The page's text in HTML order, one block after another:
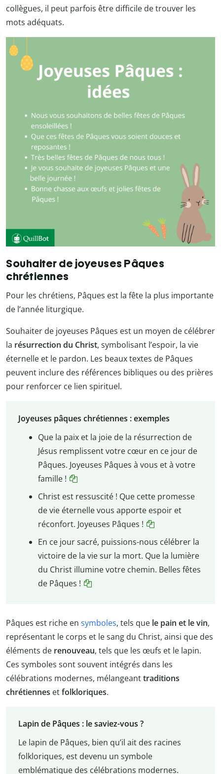
collègues, il peut parfois être difficile de trouver les
mots adéquats.
Souhaiter de joyeuses Pâques
chrétiennes
Pour les chrétiens, Pâques est la fête la plus importante
de l’année liturgique.
Souhaiter de joyeuses Pâques est un moyen de célébrer
la résurrection du Christ, symbolisant l’espoir, la vie
éternelle et le pardon. Les beaux textes de Pâques
peuvent inclure des références bibliques ou des prières
pour renforcer ce lien spirituel.
Joyeuses pâques chrétiennes : exemples
Que la paix et la joie de la résurrection de
Jésus remplissent votre cœur en ce jour de
Pâques. Joyeuses Pâques à vous et à votre
famille !
Christ est ressuscité ! Que cette promesse
de vie éternelle vous apporte espoir et
réconfort. Joyeuses Pâques !
En ce jour sacré, puissions-nous célébrer la
victoire de la vie sur la mort. Que la lumière
du Christ illumine votre chemin. Belles fêtes
de Pâques !
Pâques est riche en symboles, tels que le pain et le vin,
représentant le corps et le sang du Christ, ainsi que des
éléments de renouveau, tels que les œufs et le lapin.
Ces symboles sont souvent intégrés dans les
célébrations modernes, mélangeanttraditions
chrétiennes etfolkloriques.
Lapin de Pâques : le saviez-vous ?
Le lapin de Pâques, bien qu’il ait des racines
folkloriques, est devenu un symbole
emblématique des célébrations modernes.